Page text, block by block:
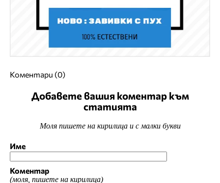
Коментари (0)
Добавете вашия коментар към
статията
Моля пишете на кирилица и с малки букви
Име
Коментар
(моля, пишете на кирилица)